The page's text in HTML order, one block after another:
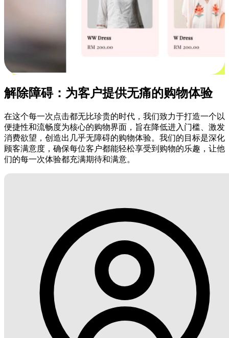
解除障碍：为客户提供无痛的购物体验
在这个每一次点击都无比珍贵的时代，我们致力于打造一个以
便捷性和流畅度为核心的购物界面，旨在降低进入门槛、激发
消费欲望，创造出几乎无障碍的购物体验。我们的目标是深化
顾客满意度，确保每位客户都能轻松享受到购物的乐趣，让他
们的每一次体验都充满期待和满意。